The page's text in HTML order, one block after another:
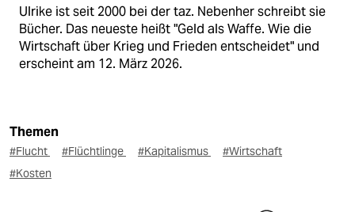
Ulrike ist seit 2000 bei der taz. Nebenher schreibt sie
Bücher. Das neueste heißt "Geld als Waffe. Wie die
Wirtschaft über Krieg und Frieden entscheidet" und
erscheint am 12. März 2026.
Themen
#Flucht #Flüchtlinge #Kapitalismus
#Wirtschaft
#Kosten